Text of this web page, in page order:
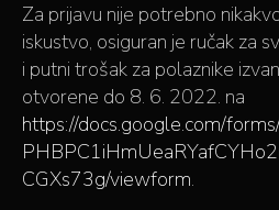
Za prijavu nije potrebno
iskustvo, osiguran je ručak za
i putni trošak za polaznike
otvorene do 8. 6. 2022. na
https://docs.google.com/
CGXs73g/viewform.